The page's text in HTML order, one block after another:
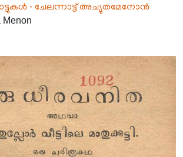
- ചേലന്നാട്ട് അച്യുതമേനോൻ
Menon